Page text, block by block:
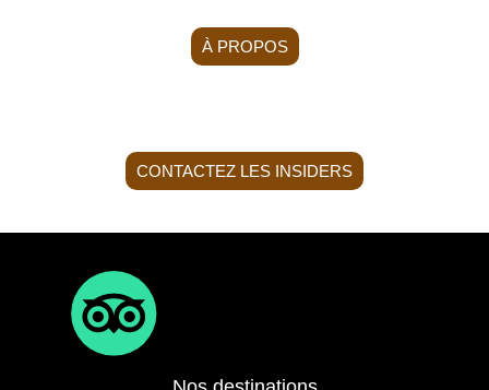
À PROPOS
CONTACTEZ LES INSIDERS